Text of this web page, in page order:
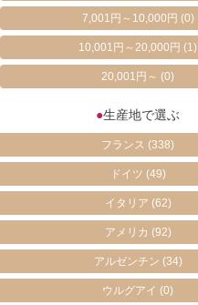
7,001円～10,000円 (0)
10,001円～20,000円(1)
20,001円～(0)
●生産地で選ぶ
フランス(338)
ドイツ (49)
イタリア (62)
アメリカ (92)
アルゼンチン (34)
ウルグアイ(0)